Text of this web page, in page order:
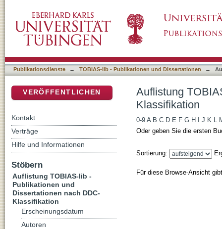
Publikationsdienste → TOBIAS-lib - Publikationen und Dissertationen →
Auflistung
Klassifikation
0-9 A B C D E F G H J K L
Oder geben Sie die ersten
Sortierung:
Für diese Browse-Ansicht
VERÖFFENTLICHEN
Kontakt
Verträge
Hilfe und Informationen
Stöbern
Auflistung TOBIAS-lib -
Publikationen und
Dissertationen nach DDC-
Klassifikation
Erscheinungsdatum
Autoren